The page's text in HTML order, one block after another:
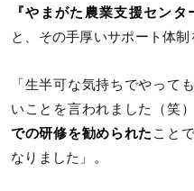
『やまがた農業支援セン
と、その手厚いサポート体制
「生半可な気持ちでやって
いことを言われました（笑）
での研修を勧められた こと
なりました」。